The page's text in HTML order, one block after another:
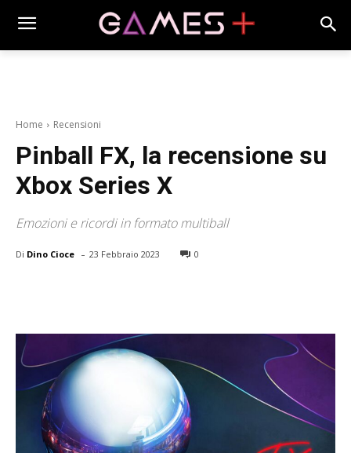
Home Recensioni
Pinball FX, la recensione su
Xbox Series X
Emozioni e ricordi in formato multiball
Di Dino Cioce - 23 Febbraio 2023 0